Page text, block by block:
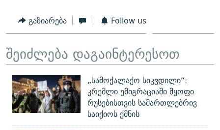
გაზიარება Follow us
შეიძლება დაგაინტერესოთ
„სამოქალაქო სიკვდილი“:
კრემლი ემიგრაციაში მყოფი
რუსებისთვის სამართლებრივ
საიქიოს ქმნის